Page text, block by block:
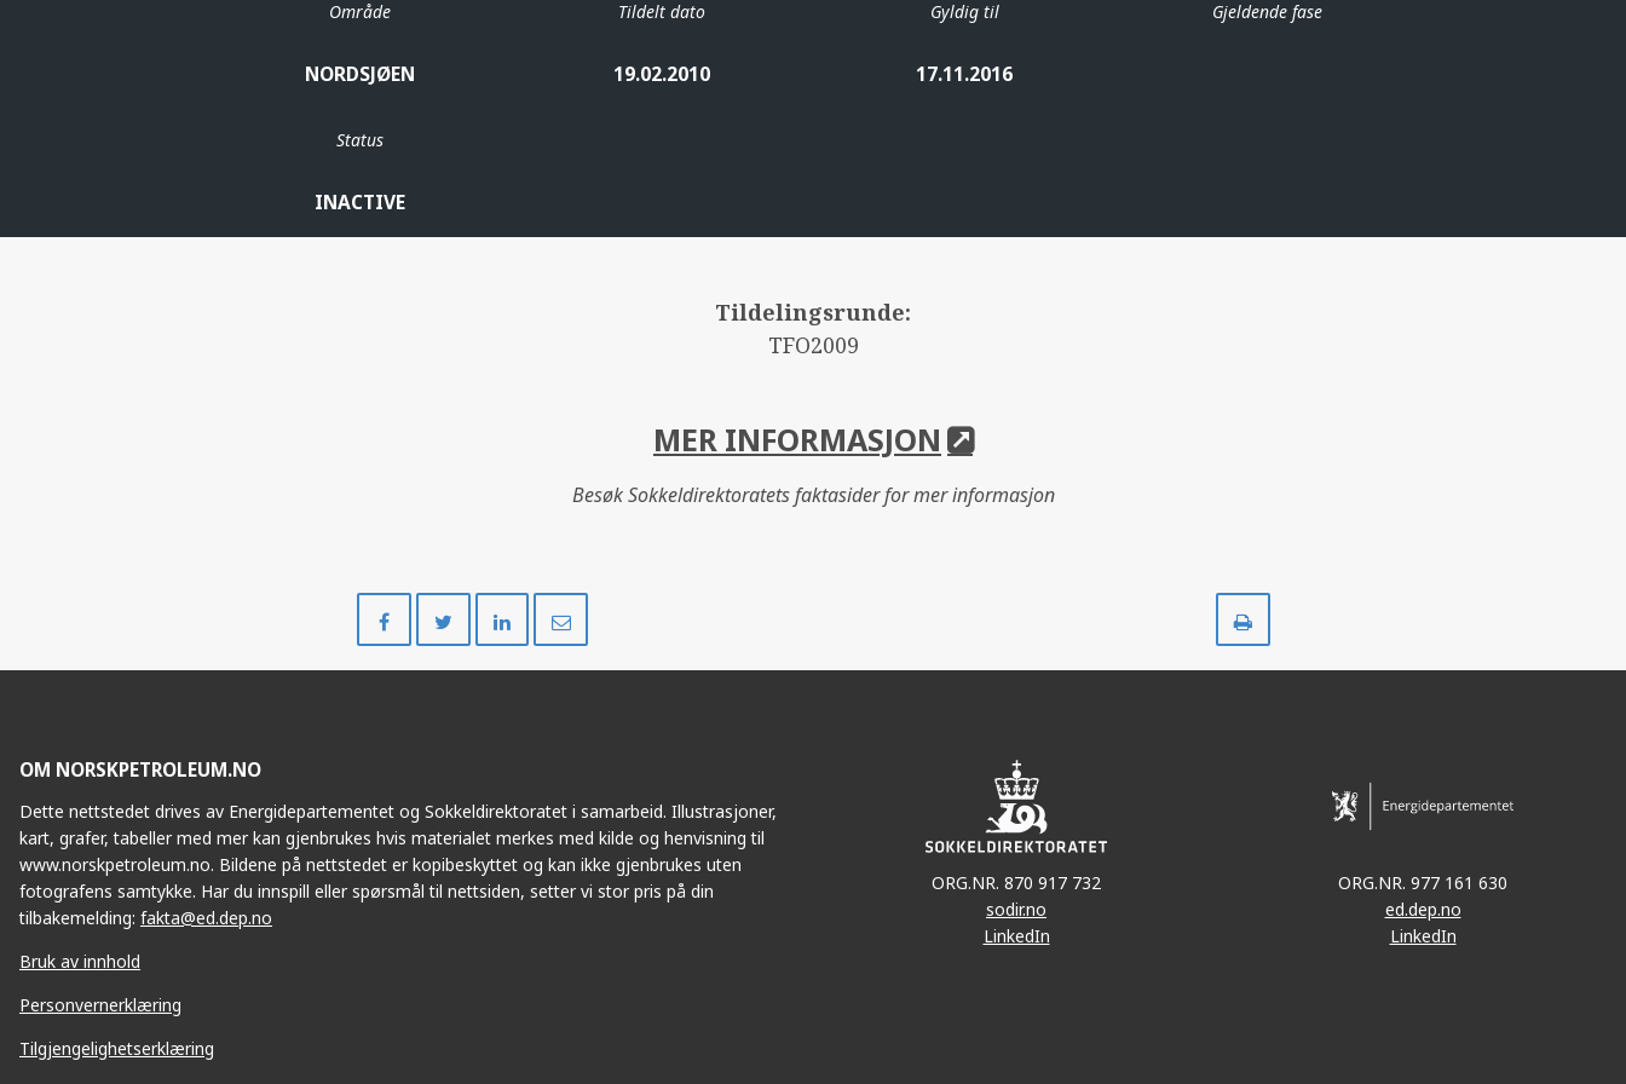
Område
NORDSJØEN
Tildelt dato
19.02.2010
Gyldig til
17.11.2016
Gjeldende fase
Status
INACTIVE
Tildelingsrunde:
TFO2009
MER INFORMASJON
Besøk Sokkeldirektoratets faktasider for mer informasjon
på
på
på
OM NORSKPETROLEUM.NO
Dette nettstedet drives av Energidepartementet og Sokkeldirektoratet i samarbeid. Illustrasjoner,
kart, grafer, tabeller med mer kan gjenbrukes hvis materialet merkes med kilde og henvisning til
www.norskpetroleum.no. Bildene på nettstedet er kopibeskyttet og kan ikke gjenbrukes uten
fotografens samtykke. Har du innspill eller spørsmål til nettsiden, setter vi stor pris på din
tilbakemelding: fakta@ed.dep.no
Bruk av innhold
Personvernerklæring
Tilgjengelighetserklæring
ORG.NR. 870 917 732
sodir.no
LinkedIn
ORG.NR. 977 161 630
ed.dep.no
LinkedIn